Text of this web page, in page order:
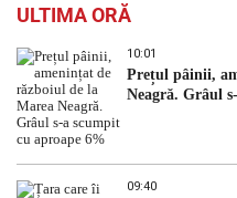
ULTIMA ORĂ
10:01
Prețul pâinii,
Neagră. Grâul
09:40